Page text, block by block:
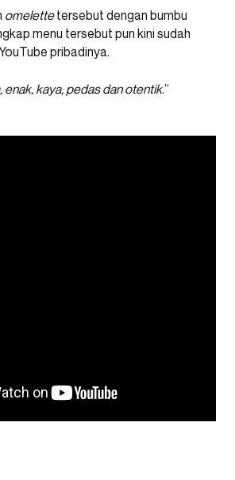
omelettetersebut dengan bumbu
menu tersebut pun kini sudah
pribadinya.
enak, kaya, pedas dan otentik.”